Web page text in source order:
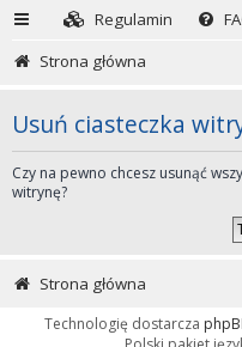
Regulamin
Strona główna
Usuń ciasteczka
Czy na pewno chcesz usunąć
witrynę?
Strona główna
Technologię dostarcza